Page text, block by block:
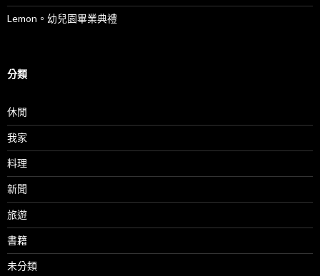
Lemon。幼兒園畢業典禮
分類
休閒
我家
料理
新聞
旅遊
書籍
未分類